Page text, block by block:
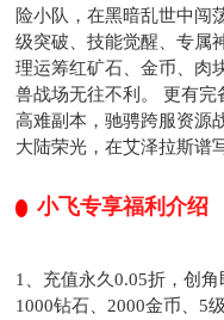
险小队，在黑暗乱世中闯
级突破、技能觉醒、专属
理运筹红矿石、金币、肉
兽战场无往不利。 更有
高难副本，驰骋跨服资源
大陆荣光，在艾泽拉斯谱
小飞专享福利介绍
1、充值永久0.05折，创
1000钻石、2000金币、5